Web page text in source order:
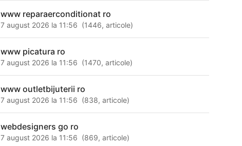
www reparaerconditionat ro
7 august 2026 la 11:56 (1446,articole)
www picatura ro
7 august 2026 la 11:56 (1470,articole)
www outletbijuterii ro
7 august 2026 la 11:56 (838,articole)
webdesigners go ro
7 august 2026 la 11:56 (869,articole)